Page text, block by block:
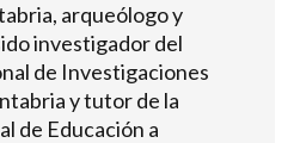
arqueólogo y
investigador del
de Investigaciones
y tutor de la
de Educación a